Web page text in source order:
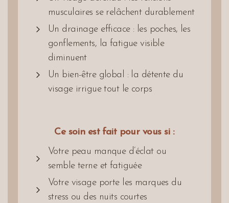
musculaires se relâchent durablement
Un drainage efficace : les poches, les
gonflements, la fatigue visible
diminuent
Un bien-être global : la détente du
visage irrigue tout le corps
Ce soin est fait pour vous si :
Votre peau manque d’éclat ou
semble terne et fatiguée
Votre visage porte les marques du
stress ou des nuits courtes